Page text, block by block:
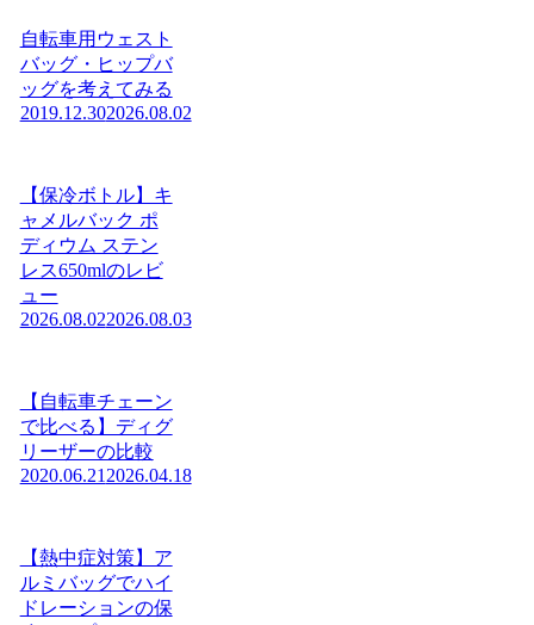
自転車用ウェスト
バッグ・ヒップバ
ッグを考えてみる
2019.12.302026.08.02
【保冷ボトル】キ
ャメルバック ポ
ディウム ステン
レス650mlのレビ
ュー
2026.08.022026.08.03
【自転車チェーン
で比べる】ディグ
リーザーの比較
2020.06.21 2026.04.18
【熱中症対策】ア
ルミバッグでハイ
ドレーションの保